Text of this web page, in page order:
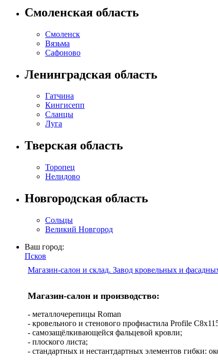
Смоленская область
Смоленск
Вязьма
Сафоново
Ленинградская область
Гатчина
Кингисепп
Сланцы
Луга
Тверская область
Торопец
Нелидово
Новгородская область
Сольцы
Великий Новгород
Ваш город:
Псков
Магазин-салон и склад. Завод кровельных и
Магазин-салон и производство:
- металлочерепицы Roman
- кровельного и стенового профнастила Profile
- самозащёлкивающейся фальцевой кровли;
- плоского листа;
- стандартных и нестантдартных элементов гибки: